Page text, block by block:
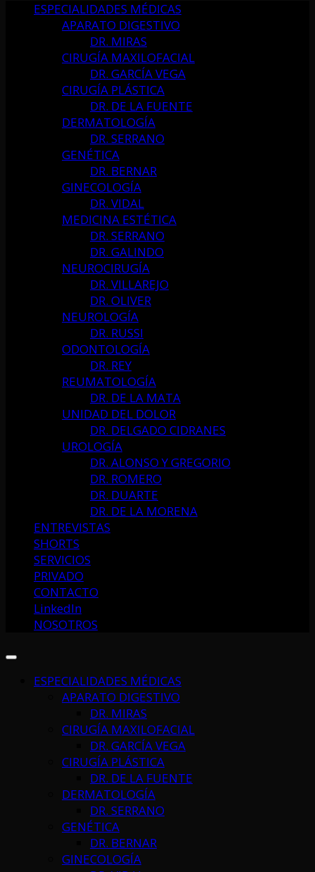
ESPECIALIDADES MÉDICAS
APARATO DIGESTIVO
DR. MIRAS
CIRUGÍA MAXILOFACIAL
DR. GARCÍA VEGA
CIRUGÍA PLÁSTICA
DR. DE LA FUENTE
DERMATOLOGÍA
DR. SERRANO
GENÉTICA
DR. BERNAR
GINECOLOGÍA
DR. VIDAL
MEDICINA ESTÉTICA
DR. SERRANO
DR. GALINDO
NEUROCIRUGÍA
DR. VILLAREJO
DR. OLIVER
NEUROLOGÍA
DR. RUSSI
ODONTOLOGÍA
DR. REY
REUMATOLOGÍA
DR. DE LA MATA
UNIDAD DEL DOLOR
DR. DELGADO CIDRANES
UROLOGÍA
DR. ALONSO Y GREGORIO
DR. ROMERO
DR. DUARTE
DR. DE LA MORENA
ENTREVISTAS
SHORTS
SERVICIOS
PRIVADO
CONTACTO
LinkedIn
NOSOTROS
ESPECIALIDADES MÉDICAS
APARATO DIGESTIVO
DR. MIRAS
CIRUGÍA MAXILOFACIAL
DR. GARCÍA VEGA
CIRUGÍA PLÁSTICA
DR. DE LA FUENTE
DERMATOLOGÍA
DR. SERRANO
GENÉTICA
DR. BERNAR
GINECOLOGÍA